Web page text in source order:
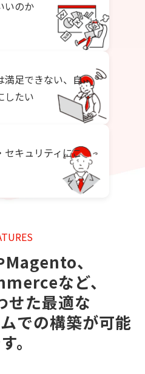
いのか
満足できない、自
したい
セキュリティにこ
、
など、
せた最適な
での構築が可能
。